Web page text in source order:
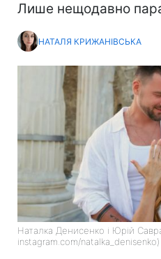
Лише нещодавно
НАТАЛЯ КРИЖАНІВСЬКА
Наталка Денисенко і Юрій
instagram.com/natalka_denisenko)